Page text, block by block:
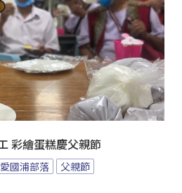
彩繪蛋糕慶父親節
國浦部落 父親節